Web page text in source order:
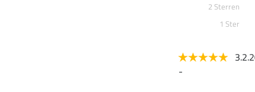
2 Sterren
1 Ster
-